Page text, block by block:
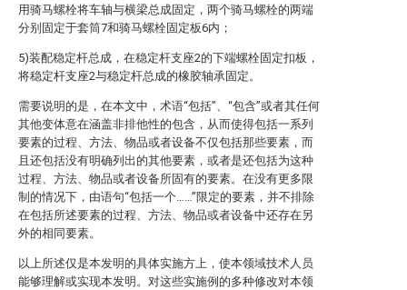
用骑马螺栓将车轴与横梁总成固定，两个骑马螺栓的两端
分别固定于套筒7和骑马螺栓固定板6内；
5)装配稳定杆总成，在稳定杆支座2的下端螺栓固定扣板，
将稳定杆支座2与稳定杆总成的橡胶轴承固定。
需要说明的是，在本文中，术语“包括”、“包含”或者其任何
其他变体意在涵盖非排他性的包含，从而使得包括一系列
要素的过程、方法、物品或者设备不仅包括那些要素，而
且还包括没有明确列出的其他要素，或者是还包括为这种
过程、方法、物品或者设备所固有的要素。在没有更多限
制的情况下，由语句“包括一个……”限定的要素，并不排除
在包括所述要素的过程、方法、物品或者设备中还存在另
外的相同要素。
以上所述仅是本发明的具体实施方上，使本领域技术人员
能够理解或实现本发明。对这些实施例的多种修改对本领